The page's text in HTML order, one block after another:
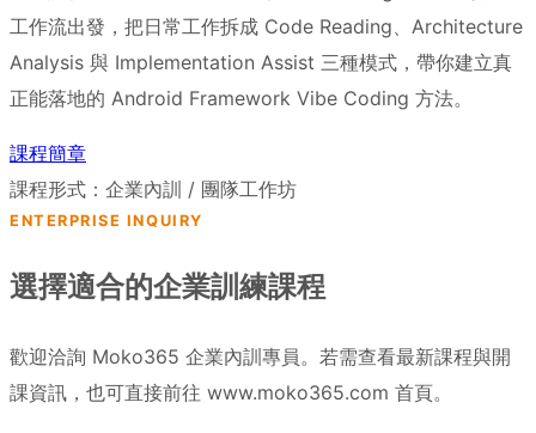
工作流出發，把日常工作拆成 Code Reading、Architecture
Analysis 與 Implementation Assist 三種模式，帶你建立真
正能落地的 Android Framework Vibe Coding 方法。
課程簡章
課程形式：企業內訓 / 團隊工作坊
ENTERPRISE INQUIRY
選擇適合的企業訓練課程
歡迎洽詢 Moko365 企業內訓專員。若需查看最新課程與開
課資訊，也可直接前往 www.moko365.com 首頁。